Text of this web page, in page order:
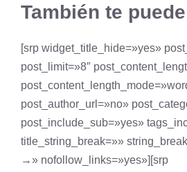
También te
[srp widget_title_hide=»yes»
post_limit=»8″
post_author_url=»no»
post_include_sub=»yes»
title_string_break=»»
→» nofollow_links=»yes»][srp